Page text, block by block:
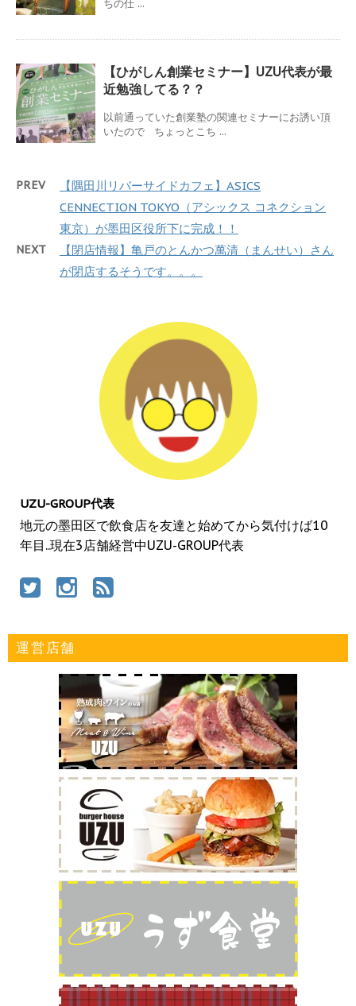
ちの仕 ...
【ひがしん創業セミナー】UZU代表が最
近勉強してる？？
以前通っていた創業塾の関連セミナーにお誘い頂
いたので ちょっとこち ...
PREV
【隅田川リバーサイドカフェ】ASICS
CENNECTION TOKYO（アシックス コネクション
東京）が墨田区役所下に完成！！
NEXT
【閉店情報】亀戸のとんかつ萬清（まんせい）さん
が閉店するそうです。。。
UZU-GROUP代表
地元の墨田区で飲食店を友達と始めてから気付けば10
年目..現在3店舗経営中UZU-GROUP代表
運営店舗